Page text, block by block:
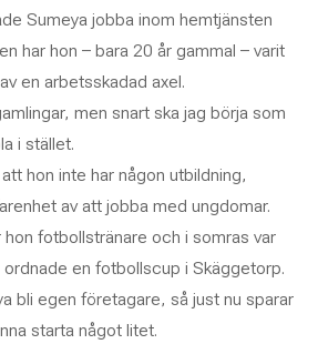
Sumeya jobba inom hemtjänsten
har hon – bara 20 år gammal – varit
en arbetsskadad axel.
men snart ska jag börja som
i stället.
hon inte har någon utbildning,
av att jobba med ungdomar.
hon fotbollstränare och i somras var
en fotbollscup i Skäggetorp.
bli egen företagare, så just nu sparar
starta något litet.